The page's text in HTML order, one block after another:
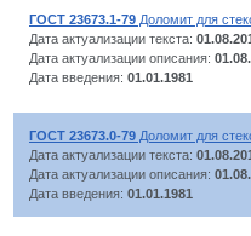
ГОСТ 23673.1-79 Доломит для
Дата актуализации текста:
Дата актуализации описания:
Дата введения: 01.01.1981
ГОСТ 23673.0-79 Доломит для
Дата актуализации текста:
Дата актуализации описания:
Дата введения: 01.01.1981